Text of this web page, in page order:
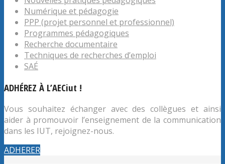
Numérique et pédagogie
PPP (projet personnel et professionnel)
Programmes pédagogiques
Recherche documentaire
Techniques de recherches d’emploi
SAÉ
ADHÉREZ À L’AECiut !
Vous souhaitez échanger avec des collègues et ainsi
aider à promouvoir l’enseignement de la communication
dans les IUT, rejoignez-nous.
ADHERER